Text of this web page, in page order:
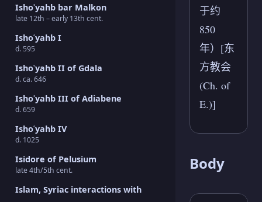
Ishoʿyahb bar Malkon
late 12th – early 13th cent.
Ishoʿyahb I
d. 595
Ishoʿyahb II of Gdala
d. ca. 646
Ishoʿyahb III of Adiabene
d. 659
Ishoʿyahb IV
d. 1025
Isidore of Pelusium
late 4th/5th cent.
Islam, Syriac interactions with
于约
850
年）[东
方教会
(Ch. of
E.)]
Body